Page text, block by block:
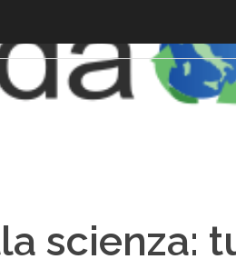
scienza: